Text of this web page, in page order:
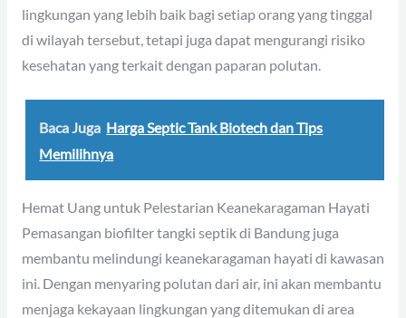
lingkungan yang lebih baik bagi setiap orang yang tinggal
di wilayah tersebut, tetapi juga dapat mengurangi risiko
kesehatan yang terkait dengan paparan polutan.
Baca Juga Harga Septic Tank Biotech dan Tips
Memilihnya
Hemat Uang untuk Pelestarian Keanekaragaman Hayati
Pemasangan biofilter tangki septik di Bandung juga
membantu melindungi keanekaragaman hayati di kawasan
ini. Dengan menyaring polutan dari air, ini akan membantu
menjaga kekayaan lingkungan yang ditemukan di area